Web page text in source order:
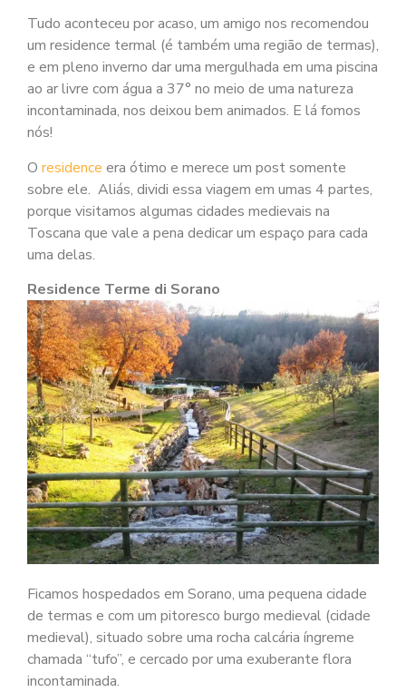
Tudo aconteceu por acaso, um amigo nos recomendou
um residence termal (é também uma região de termas),
e em pleno inverno dar uma mergulhada em uma piscina
ao ar livre com água a 37° no meio de uma natureza
incontaminada, nos deixou bem animados. E lá fomos
nós!
O residence era ótimo e merece um post somente
sobre ele. Aliás, dividi essa viagem em umas 4 partes,
porque visitamos algumas cidades medievais na
Toscana que vale a pena dedicar um espaço para cada
uma delas.
Residence Terme di Sorano
Ficamos hospedados em Sorano, uma pequena cidade
de termas e com um pitoresco burgo medieval (cidade
medieval), situado sobre uma rocha calcária íngreme
chamada “tufo”, e cercado por uma exuberante flora
incontaminada.